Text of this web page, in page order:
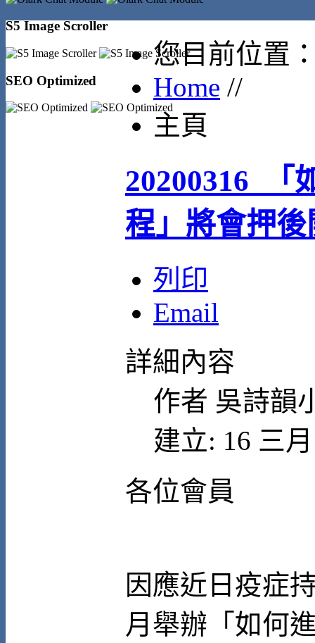
S5 Image Scroller
SEO Optimized
您目前位置
Home //
主頁
20200316_「
程」將會押後
列印
Email
詳細內容
作者 吳詩韻
建立: 16 三
各位會員
因應近日疫症
月舉辦「如何